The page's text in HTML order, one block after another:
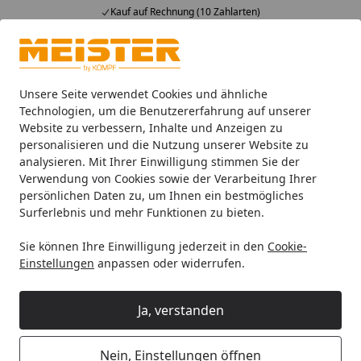
Unsere Seite verwendet Cookies und ähnliche
Technologien, um die Benutzererfahrung auf unserer
Website zu verbessern, Inhalte und Anzeigen zu
personalisieren und die Nutzung unserer Website zu
analysieren. Mit Ihrer Einwilligung stimmen Sie der
Verwendung von Cookies sowie der Verarbeitung Ihrer
persönlichen Daten zu, um Ihnen ein bestmögliches
Surferlebnis und mehr Funktionen zu bieten.
Sie können Ihre Einwilligung jederzeit in den Cookie-
Einstellungen anpassen oder widerrufen.
Ja, verstanden
Nein, Einstellungen öffnen
Kauf auf Rechnung (10 Zahlarten)
Alle Produkte
Mein Konto
Suchen
Startseite
Böden Designböden MeisterDesign. comfort
MeisterDesign. comfort
Wählen Sie Ihre Wunschkategorie
DL 600 S Landhausdielen
DL 600 S Landhausdielen
1-Stab (Landhausdiele)
- Deckmaß: 2052 x 219
Stärke: 9 mm - mit
Trittschallkaschierung
DD 600 S
DD 600 S